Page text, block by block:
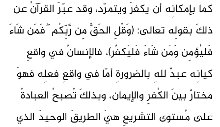
كما بإمكانِه أن يكفرَ ويتمرّد، وقد عبّرَ القرآنُ عن
ذلكَ بقولِه تعالى: (وَقُلِ الحَقُّ مِن رَّبِّكُم ۖ فَمَن شَاءَ
فَليُؤمِن وَمَن شَاءَ فَليَكفُر)، فالإنسانُ في واقعِ
كيانِه عبدٌ للهِ بالضرورةِ أمّا في واقعِ فعلِه فهوَ
مختارٌ بينَ الكُفرِ والإيمان، وبذلكَ تُصبحُ العبادةُ
على مُستوى التشريعِ هيَ الطريقَ الوحيدَ الذي